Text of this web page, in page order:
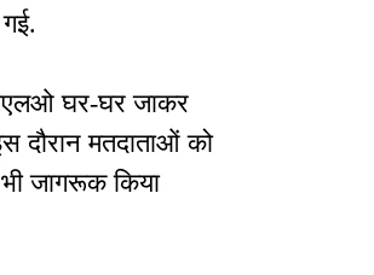
घर-घर जाकर
मतदाताओं को
जागरूक किया